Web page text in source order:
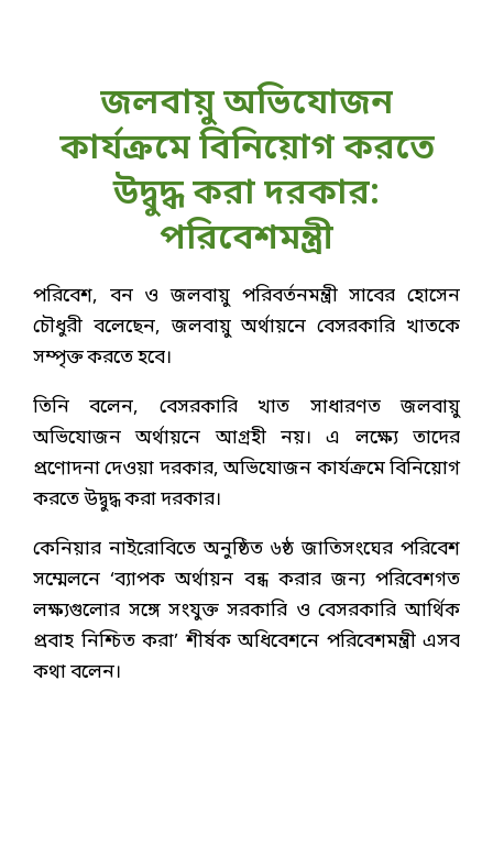
জলবায়ু অভিযোজন
কার্যক্রমে বিনিয়োগ করতে
উদ্বুদ্ধ করা দরকার:
পরিবেশমন্ত্রী
পরিবেশ, বন ও জলবায়ু পরিবর্তনমন্ত্রী সাবের হোসেন
চৌধুরী বলেছেন, জলবায়ু অর্থায়নে বেসরকারি খাতকে
সম্পৃক্ত করতে হবে।
তিনি বলেন, বেসরকারি খাত সাধারণত জলবায়ু
অভিযোজন অর্থায়নে আগ্রহী নয়। এ লক্ষ্যে তাদের
প্রণোদনা দেওয়া দরকার, অভিযোজন কার্যক্রমে বিনিয়োগ
করতে উদ্বুদ্ধ করা দরকার।
কেনিয়ার নাইরোবিতে অনুষ্ঠিত ৬ষ্ঠ জাতিসংঘের পরিবেশ
সম্মেলনে ‘ব্যাপক অর্থায়ন বন্ধ করার জন্য পরিবেশগত
লক্ষ্যগুলোর সঙ্গে সংযুক্ত সরকারি ও বেসরকারি আর্থিক
প্রবাহ নিশ্চিত করা’ শীর্ষক অধিবেশনে পরিবেশমন্ত্রী এসব
কথা বলেন।